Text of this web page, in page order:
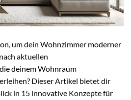
um dein Wohnzimmer moderner
aktuellen
deinem Wohnraum
Dieser Artikel bietet dir
in 15 innovative Konzepte für